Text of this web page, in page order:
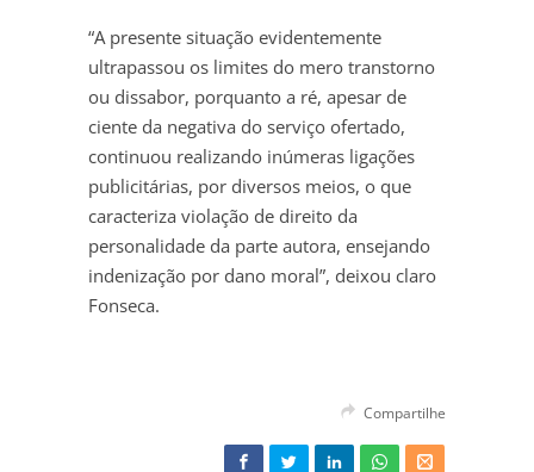
“A presente situação evidentemente
ultrapassou os limites do mero transtorno
ou dissabor, porquanto a ré, apesar de
ciente da negativa do serviço ofertado,
continuou realizando inúmeras ligações
publicitárias, por diversos meios, o que
caracteriza violação de direito da
personalidade da parte autora, ensejando
indenização por dano moral”, deixou claro
Fonseca.
Compartilhe